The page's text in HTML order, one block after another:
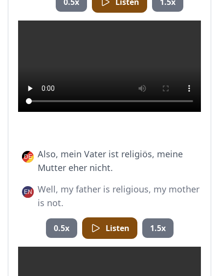
Also, mein Vater ist religiös, meine
Mutter eher nicht.
Well, my father is religious, my mother
is not.
0.5x Listen 1.5x